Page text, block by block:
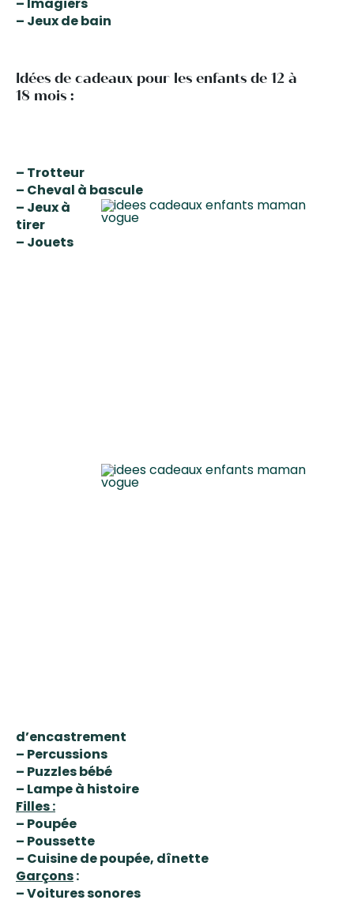
– Jeux de bain
Idées de cadeaux pour les enfants de 12 à
18 mois :
– Trotteur
– Cheval à bascule
– Jeux à
tirer
– Jouets
d’encastrement
– Percussions
– Puzzles bébé
– Lampe à histoire
Filles :
– Poupée
– Poussette
– Cuisine de poupée, dînette
Garçons:
– Voitures sonores